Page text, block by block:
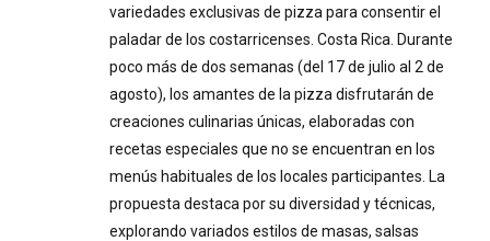
variedades exclusivas de pizza para consentir el
paladar de los costarricenses. Costa Rica. Durante
poco más de dos semanas (del 17 de julio al 2 de
agosto), los amantes de la pizza disfrutarán de
creaciones culinarias únicas, elaboradas con
recetas especiales que no se encuentran en los
menús habituales de los locales participantes. La
propuesta destaca por su diversidad y técnicas,
explorando variados estilos de masas, salsas